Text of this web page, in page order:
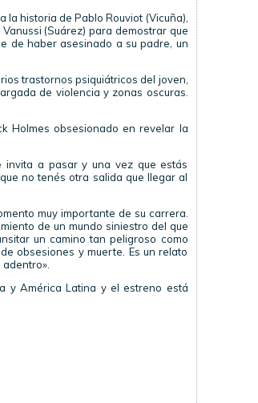
la historia de Pablo Rouviot (Vicuña),
(Suárez) para demostrar que
de haber asesinado a su padre, un
trastornos psiquiátricos del joven,
de violencia y zonas oscuras.
Holmes obsesionado en revelar la
invita a pasar y una vez que estás
no tenés otra salida que llegar al
muy importante de su carrera.
de un mundo siniestro del que
un camino tan peligroso como
obsesiones y muerte. Es un relato
y América Latina y el estreno está